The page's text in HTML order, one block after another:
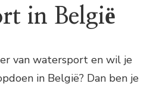
in België
van watersport en wil je
in België? Dan ben je